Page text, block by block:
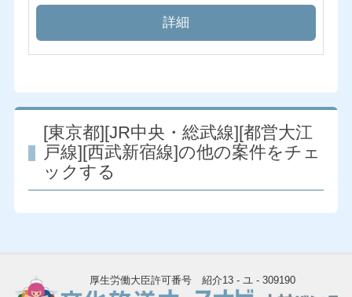
詳細
[東京都][JR中央・総武線][都営大江
戸線][西武新宿線]の他の案件をチェ
ックする
厚生労働大臣許可番号 紹介13 - ユ - 309190